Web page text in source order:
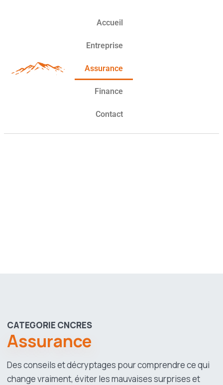
Accueil
Entreprise
Assurance
Finance
Contact
CATEGORIE CNCRES
Assurance
Des conseils et décryptages pour comprendre ce qui
change vraiment, éviter les mauvaises surprises et